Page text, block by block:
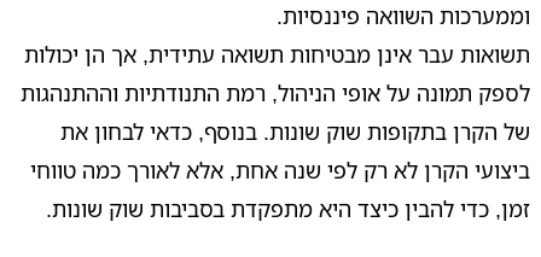
וממערכות השוואה פיננסיות.
תשואות עבר אינן מבטיחות תשואה עתידית, אך הן יכולות
לספק תמונה על אופי הניהול, רמת התנודתיות וההתנהגות
של הקרן בתקופות שוק שונות. בנוסף, כדאי לבחון את
ביצועי הקרן לא רק לפי שנה אחת, אלא לאורך כמה טווחי
זמן, כדי להבין כיצד היא מתפקדת בסביבות שוק שונות.